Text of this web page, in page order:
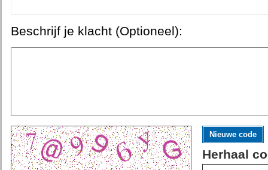
Beschrijf je klacht (Optioneel):
Nieuwe code
Herhaal